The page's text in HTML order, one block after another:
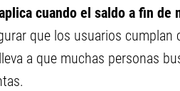
cuando el saldo a fin de
que los usuarios
a que muchas personas